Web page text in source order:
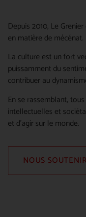
Depuis 2010, Le
en matière de mécénat.
La culture est un fort
puissamment du
contribuer au
En se rassemblant,
intellectuelles et
et d’agir sur le monde.
NOUS SOUTENIR